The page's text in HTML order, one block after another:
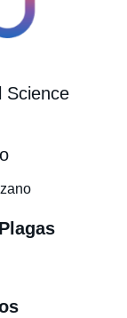
Science